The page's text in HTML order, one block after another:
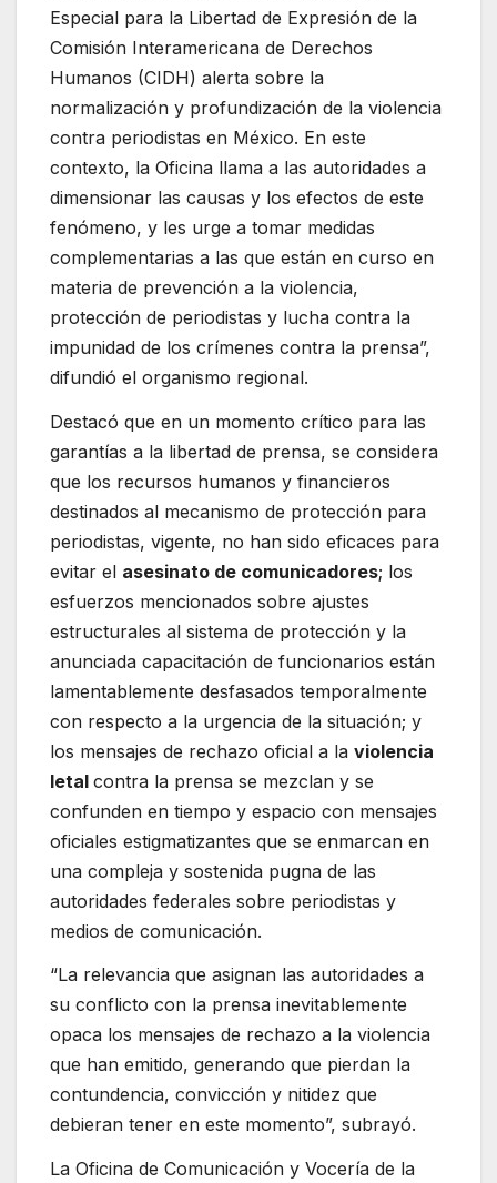
Especial para la Libertad de Expresión de la
Comisión Interamericana de Derechos
Humanos (CIDH) alerta sobre la
normalización y profundización de la violencia
contra periodistas en México. En este
contexto, la Oficina llama a las autoridades a
dimensionar las causas y los efectos de este
fenómeno, y les urge a tomar medidas
complementarias a las que están en curso en
materia de prevención a la violencia,
protección de periodistas y lucha contra la
impunidad de los crímenes contra la prensa”,
difundió el organismo regional.
Destacó que en un momento crítico para las
garantías a la libertad de prensa, se considera
que los recursos humanos y financieros
destinados al mecanismo de protección para
periodistas, vigente, no han sido eficaces para
evitar el asesinato de comunicadores; los
esfuerzos mencionados sobre ajustes
estructurales al sistema de protección y la
anunciada capacitación de funcionarios están
lamentablemente desfasados temporalmente
con respecto a la urgencia de la situación; y
los mensajes de rechazo oficial a la violencia
letal contra la prensa se mezclan y se
confunden en tiempo y espacio con mensajes
oficiales estigmatizantes que se enmarcan en
una compleja y sostenida pugna de las
autoridades federales sobre periodistas y
medios de comunicación.
“La relevancia que asignan las autoridades a
su conflicto con la prensa inevitablemente
opaca los mensajes de rechazo a la violencia
que han emitido, generando que pierdan la
contundencia, convicción y nitidez que
debieran tener en este momento”, subrayó.
La Oficina de Comunicación y Vocería de la